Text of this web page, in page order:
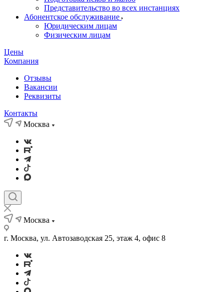
Представительство во всех инстанциях
Абонентское обслуживание
Юридическим лицам
Физическим лицам
Цены
Компания
Отзывы
Вакансии
Реквизиты
Контакты
Москва
Москва
г. Москва, ул. Автозаводская 25, этаж 4, офис 8